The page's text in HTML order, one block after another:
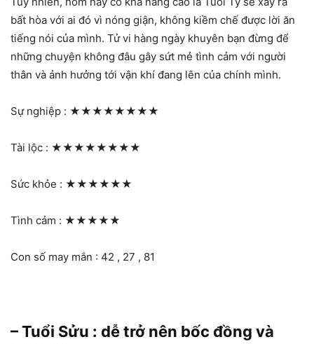
bất hòa với ai đó vì nóng giận, không kiềm chế được lời ăn
tiếng nói của mình. Tử vi hàng ngày khuyên bạn đừng để
những chuyện không đâu gây sứt mẻ tình cảm với người
thân và ảnh hưởng tới vận khí đang lên của chính mình.
Sự nghiệp : ★★★★★★★★
Tài lộc : ★★★★★★★★
Sức khỏe : ★★★★★★
Tình cảm : ★★★★★
Con số may mắn : 42 , 27 , 81
– Tuổi Sửu : dễ trở nên bốc đồng và